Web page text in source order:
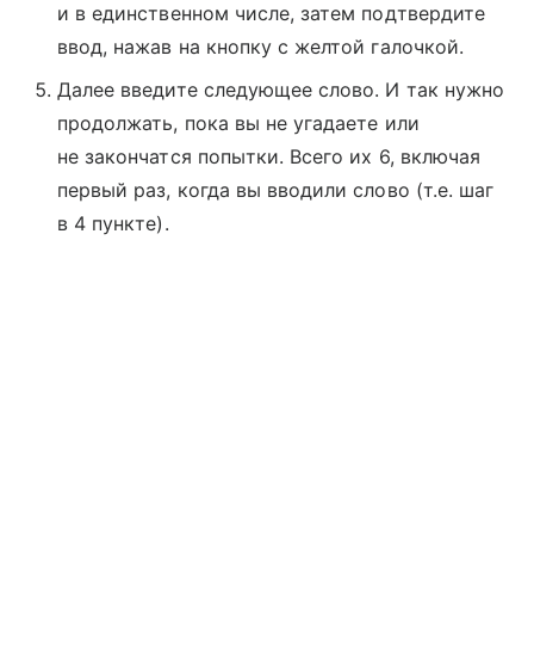
и в единственном числе, затем подтвердите
ввод, нажав на кнопку с желтой галочкой.
Далее введите следующее слово. И так нужно
продолжать, пока вы не угадаете или
не закончатся попытки. Всего их 6, включая
первый раз, когда вы вводили слово (т.е. шаг
в 4 пункте).